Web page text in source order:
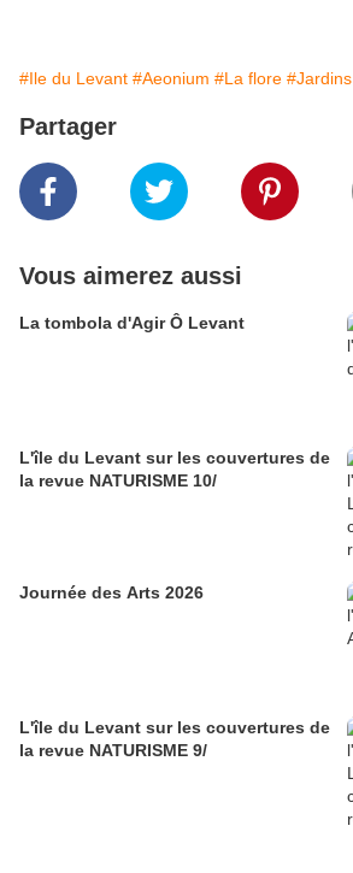
#Ile du Levant #Aeonium #La flore #Jardins
Partager
Vous aimerez aussi
La tombola d'Agir Ô Levant
L'île du Levant sur les couvertures de
la revue NATURISME 10/
Journée des Arts 2026
L'île du Levant sur les couvertures de
la revue NATURISME 9/